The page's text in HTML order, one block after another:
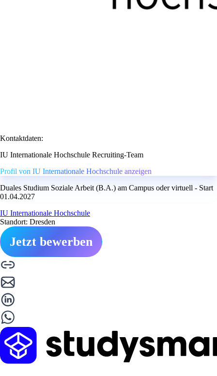
Kontaktdaten:
IU Internationale Hochschule Recruiting-Team
Profil von IU Internationale Hochschule anzeigen
Duales Studium Soziale Arbeit (B.A.) am Campus oder virtuell - Start
01.04.2027
IU Internationale Hochschule
Standort: Dresden
Jetzt bewerben